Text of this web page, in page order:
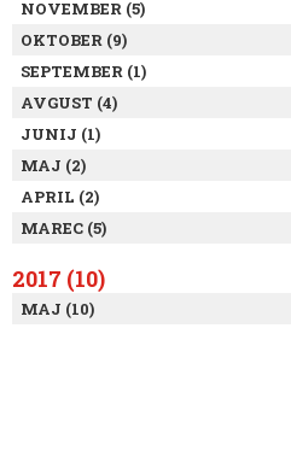
NOVEMBER (5)
OKTOBER (9)
SEPTEMBER (1)
AVGUST (4)
JUNIJ (1)
MAJ (2)
APRIL (2)
MAREC (5)
2017 (10)
MAJ (10)